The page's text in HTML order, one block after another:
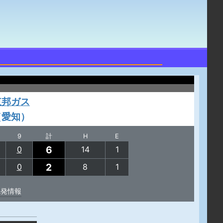
ガス
知）
9 計 H E
0 6 14
1
0
2 8 1
情報